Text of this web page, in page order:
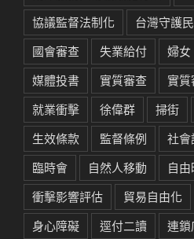
協議監督法制化
台灣守護
國會審查
失業給付 婦女
媒體投書
實質審查 實質
就業衝擊
徐偉群 掃街
生效條款
監督條例 社會
臨時會
自然人移動 自
衝擊影響評估
貿易自由化
身心障礙
逕付二讀 連鎖